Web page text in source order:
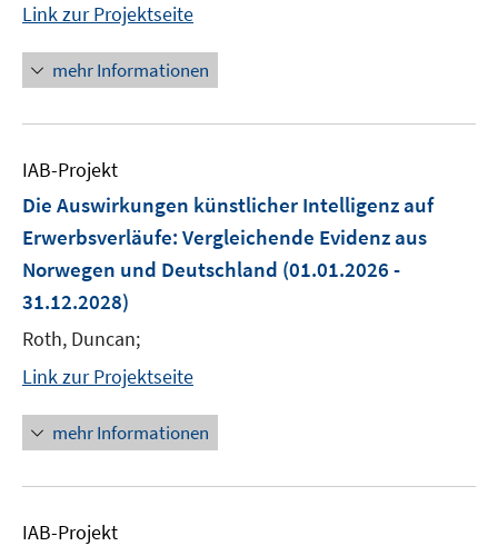
Link zur Projektseite
mehr Informationen
IAB-Projekt
Die Auswirkungen künstlicher Intelligenz auf
Erwerbsverläufe: Vergleichende Evidenz aus
Norwegen und Deutschland (01.01.2026 -
31.12.2028)
Roth, Duncan;
Link zur Projektseite
mehr Informationen
IAB-Projekt